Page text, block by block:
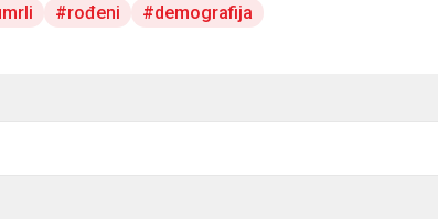
rođeni demografija